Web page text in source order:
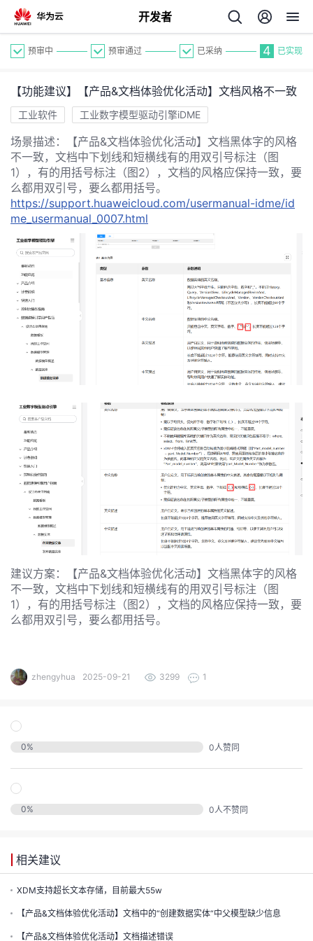
开发者
个
人
主
页
我
的
开
发
者
的
博
客
我
的
论
我
的
圈
我
的
播
我
活
动
的
关
我
开
者
学
堂
我
的
我
我
我
支
持
我
技
术
的
云
预审中 预审通过 已采纳 4 已实现
【功能建议】【产品&文档体验优化活动】文档风格不一致
工业软件 工业数字模型驱动引擎iDME
场景描述：【产品&文档体验优化活动】文档黑体字的风格
不一致，文档中下划线和短横线有的用双引号标注（图
1），有的用括号标注（图2），文档的风格应保持一致，要
么都用双引号，要么都用括号。
https://support.huaweicloud.com/usermanual-idme/id
me_usermanual_0007.html
建议方案：【产品&文档体验优化活动】文档黑体字的风格
不一致，文档中下划线和短横线有的用双引号标注（图
1），有的用括号标注（图2），文档的风格应保持一致，要
么都用双引号，要么都用括号。
zhengyhua 2025-09-21 3299 1
0% 0人赞同
0% 0人不赞同
相关建议
XDM支持超长文本存储，目前最大55w
【产品&文档体验优化活动】文档中的“创建数据实体“中父模型缺少信息
【产品&文档体验优化活动】文档描述错误